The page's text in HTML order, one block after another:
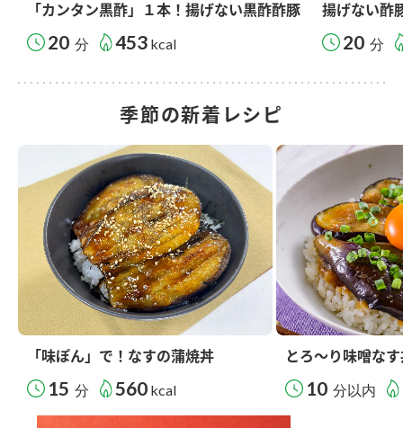
「カンタン黒酢」１本！揚げない黒酢酢豚
20 分 453 kcal
揚げない酢
20 分
季節の新着レシピ
「味ぽん」で！なすの蒲焼丼
15 分 560 kcal
とろ～り味噌な
10 分以内